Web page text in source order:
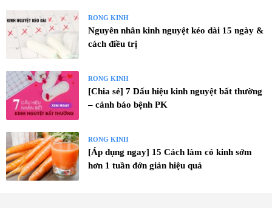
RONG KINH
Nguyên nhân kinh nguyệt kéo dài 15 ngày &
cách điều trị
RONG KINH
[Chia sẻ] 7 Dấu hiệu kinh nguyệt bất thường
– cảnh báo bệnh PK
RONG KINH
[Áp dụng ngay] 15 Cách làm có kinh sớm
hơn 1 tuần đớn giản hiệu quả